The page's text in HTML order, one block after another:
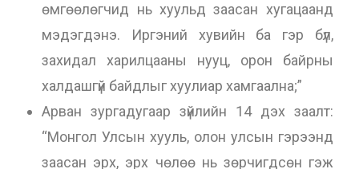
өмгөөлөгчид нь хуульд заасан хугацаанд
мэдэгдэнэ. Иргэний хувийн ба гэр бүл,
захидал харилцааны нууц, орон байрны
халдашгүй байдлыг хуулиар хамгаална;”
Арван зургадугаар зүйлийн 14 дэх заалт:
“Монгол Улсын хууль, олон улсын гэрээнд
заасан эрх, эрх чөлөө нь зөрчигдсөн гэж